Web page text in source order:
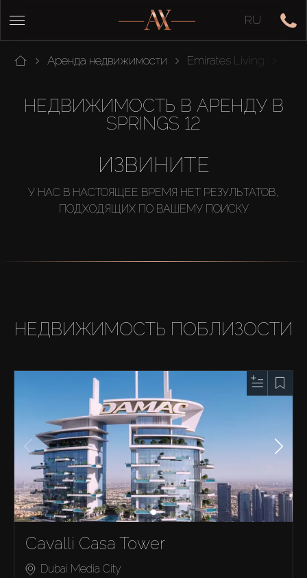
RU
Аренда недвижимости Emirates Living
НЕДВИЖИМОСТЬ В АРЕНДУ В
SPRINGS 12
ИЗВИНИТЕ
У НАС В НАСТОЯЩЕЕ ВРЕМЯ НЕТ РЕЗУЛЬТАТОВ,
ПОДХОДЯЩИХ ПО ВАШЕМУ ПОИСКУ
НЕДВИЖИМОСТЬ ПОБЛИЗОСТИ
Cavalli Casa Tower
Dubai Media City